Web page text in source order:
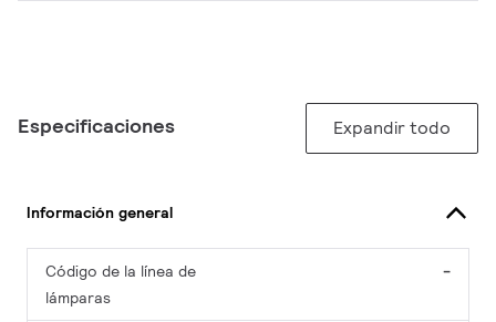
Especificaciones Expandir todo
Información general
Código de la línea de
lámparas
-